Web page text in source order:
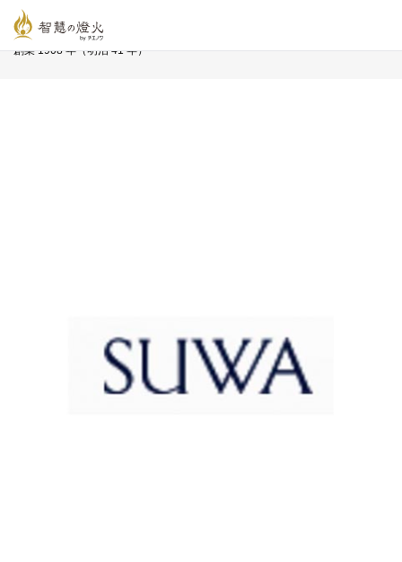
智慧の燈火オンライン
創業 1908 年（明治 41 年）